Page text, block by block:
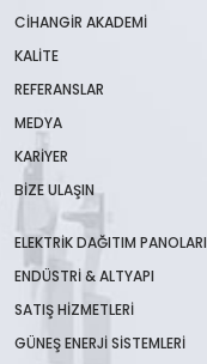
CIHANGIR AKADEMI
KALITE
REFERANSLAR
MEDYA
KARIYER
BIZE ULAŞIN
ELEKTRIK DAĞITIM PANOLARI
ENDÜSTRI & ALTYAPI
SATIŞ HIZMETLERI
GÜNEŞ ENERJI SISTEMLERI